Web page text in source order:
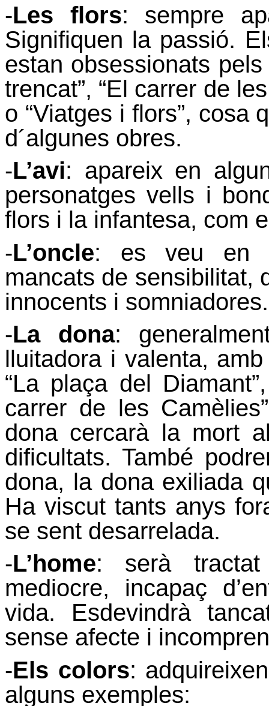
-Les flors: sempre
Signifiquen la passió.
estan obsessionats pels
trencat”, “El carrer de
o “Viatges i flors”, cosa
d´algunes obres.
-L’avi: apareix en
personatges vells i
flors i la infantesa, com
-L’oncle: es veu en
mancats de sensibilitat,
innocents i somniadores.
-La dona:
lluitadora i valenta,
“La plaça del
carrer de les
dona cercarà la mort
dificultats. També
dona, la dona exiliada
Ha viscut tants anys
se sent desarrelada.
-L’home: serà tractat
mediocre, incapaç
vida. Esdevindrà
sense afecte i
-Els colors:
alguns exemples: